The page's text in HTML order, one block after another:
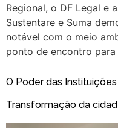
Regional, o DF Legal e
Sustentare e Suma
notável com o meio
ponto de encontro
O Poder das
Transformação da